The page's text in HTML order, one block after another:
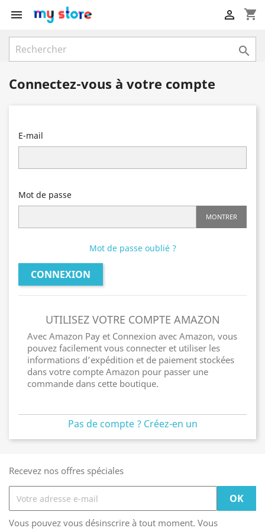
 shopping_cart


Connectez-vous à votre compte
E-mail
Mot de passe
MONTRER
Mot de passe oublié ?
CONNEXION
UTILISEZ VOTRE COMPTE AMAZON
Avec Amazon Pay et Connexion avec Amazon, vous
pouvez facilement vous connecter et utiliser les
informations d’expédition et de paiement stockées
dans votre compte Amazon pour passer une
commande dans cette boutique.
Pas de compte ? Créez-en un
Recevez nos offres spéciales
Vous pouvez vous désinscrire à tout moment. Vous